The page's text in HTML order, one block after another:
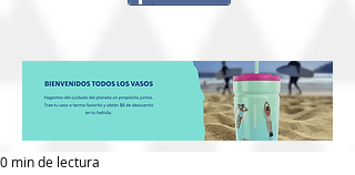
0 min de lectura